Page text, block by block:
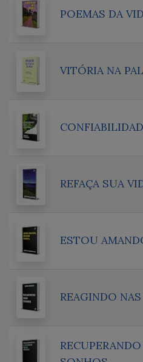
POEMAS DA
VITÓRIA NA
REFAÇA SUA
ESTOU
REAGINDO